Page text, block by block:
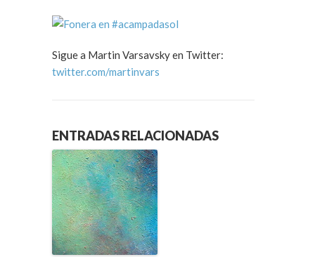
Sigue a Martin Varsavsky en Twitter:
twitter.com/martinvars
ENTRADAS RELACIONADAS